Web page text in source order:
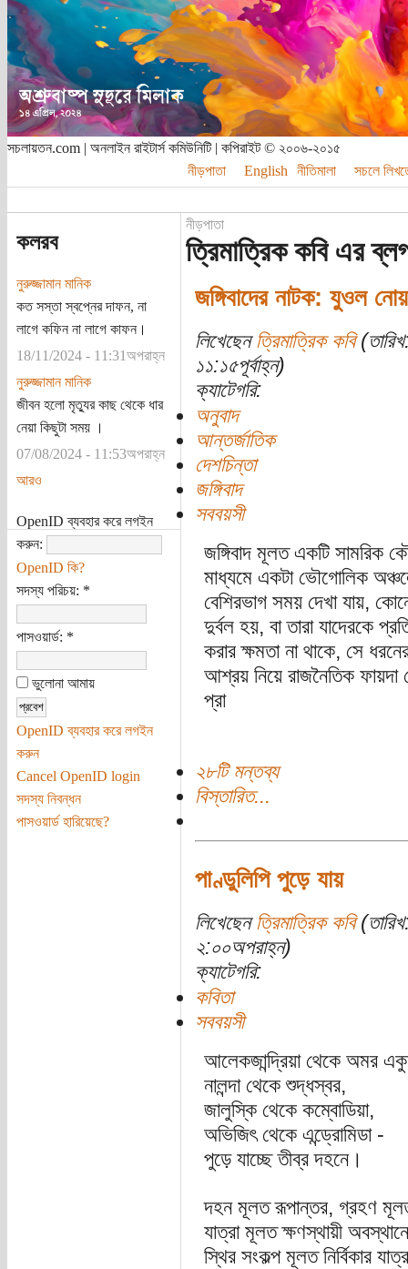
সচলায়তন.com | অনলাইন রাইটার্স কমিউনিটি | কপিরাইট © ২০০৬-২০১৫
নীড়পাতা
English নীতিমালা সচলে
কলরব
নুরুজ্জামান মানিক
কত সস্তা স্বপ্নের দাফন, না
লাগে কফিন না লাগে কাফন।
18/11/2024 - 11:31অপরাহ্ন
নুরুজ্জামান মানিক
জীবন হলো মৃত্যুর কাছ থেকে ধার
নেয়া কিছুটা সময় ।
07/08/2024 - 11:53অপরাহ্ন
আরও
OpenID ব্যবহার করে লগইন
করুন:
OpenID কি?
সদস্য পরিচয়: *
পাসওয়ার্ড: *
ভুলোনা আমায়
OpenID ব্যবহার করে লগইন
করুন
Cancel OpenID login
সদস্য নিবন্ধন
পাসওয়ার্ড হারিয়েছে?
নীড়পাতা
ত্রিমাত্রিক কবি এর
জঙ্গিবাদের নাটক: যুওল
লিখেছেন ত্রিমাত্রিক কবি
১১:১৫পূর্বাহ্ন)
ক্যাটেগরি:
অনুবাদ
আন্তর্জাতিক
দেশচিন্তা
জঙ্গিবাদ
সববয়সী
জঙ্গিবাদ মূলত একটি সামরিক
মাধ্যমে একটা ভৌগোলিক
বেশিরভাগ সময় দেখা যায়,
দুর্বল হয়, বা তারা যাদেরকে
করার ক্ষমতা না থাকে, সে
আশ্রয় নিয়ে রাজনৈতিক ফায়দা
প্রা
২৮টি মন্তব্য
বিস্তারিত...
পাণ্ডুলিপি পুড়ে যায়
লিখেছেন ত্রিমাত্রিক কবি
২:০০অপরাহ্ন)
ক্যাটেগরি:
কবিতা
সববয়সী
আলেকজান্দ্রিয়া থেকে অমর
নালন্দা থেকে শুদ্ধস্বর,
জালুস্কি থেকে কম্বোডিয়া,
অভিজিৎ থেকে এন্ড্রোমিডা -
পুড়ে যাচ্ছে তীব্র দহনে।
দহন মূলত রূপান্তর, গ্রহণ
যাত্রা মূলত ক্ষণস্থায়ী
স্থির সংকল্প মূলত নির্বিকার